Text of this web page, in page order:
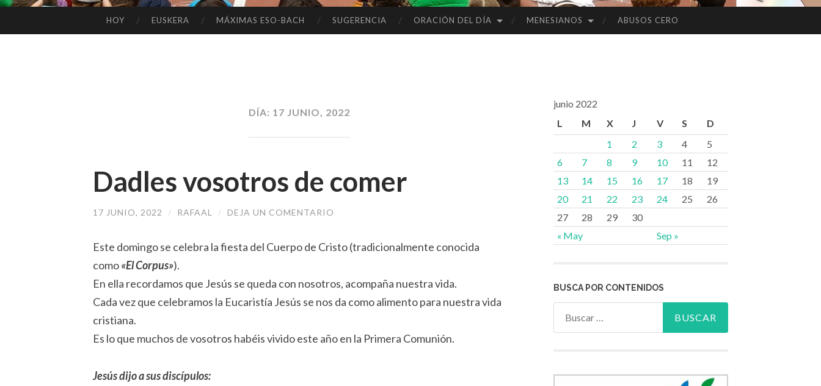
AL
HOY EUSKERA MÁXIMAS ESO-BACH SUGERENCIA ORACIÓN DEL DÍA MENESIANOS ABUSOS CERO
DÍA: 17 JUNIO, 2022
Dadles vosotros de comer
17 JUNIO, 2022 / RAFAAL / DEJA UN COMENTARIO
Este domingo se celebra la fiesta del Cuerpo de Cristo (tradicionalmente conocida
como«El Corpus»).
En ella recordamos que Jesús se queda con nosotros, acompaña nuestra vida.
Cada vez que celebramos la Eucaristía Jesús se nos da como alimento para nuestra vida
cristiana.
Es lo que muchos de vosotros habéis vivido este año en la Primera Comunión.
Jesús dijo a sus discípulos:
junio 2022
L
M X J V S D
« May Sep »
1 2 3 4
5
6
7 8 9 10 11
12
13
14 15 16 17 18
19
20
21 22 23 24 25
26
27
28 29 30
BUSCA POR CONTENIDOS